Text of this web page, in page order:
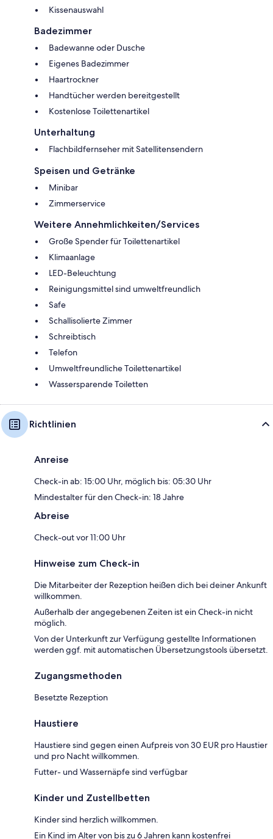
Kissenauswahl
Badezimmer
Badewanne oder Dusche
Eigenes Badezimmer
Haartrockner
Handtücher werden bereitgestellt
Kostenlose Toilettenartikel
Unterhaltung
Flachbildfernseher mit Satellitensendern
Speisen und Getränke
Minibar
Zimmerservice
Weitere Annehmlichkeiten/Services
Große Spender für Toilettenartikel
Klimaanlage
LED-Beleuchtung
Reinigungsmittel sind umweltfreundlich
Safe
Schallisolierte Zimmer
Schreibtisch
Telefon
Umweltfreundliche Toilettenartikel
Wassersparende Toiletten
Richtlinien
Anreise
Check-in ab: 15:00 Uhr, möglich bis: 05:30 Uhr
Mindestalter für den Check-in: 18 Jahre
Abreise
Check-out vor 11:00 Uhr
Hinweise zum Check-in
Die Mitarbeiter der Rezeption heißen dich bei deiner Ankunft
willkommen.
Außerhalb der angegebenen Zeiten ist ein Check-in nicht
möglich.
Von der Unterkunft zur Verfügung gestellte Informationen
werden ggf. mit automatischen Übersetzungstools übersetzt.
Zugangsmethoden
Besetzte Rezeption
Haustiere
Haustiere sind gegen einen Aufpreis von 30 EUR pro Haustier
und pro Nacht willkommen.
Futter- und Wassernäpfe sind verfügbar
Kinder und Zustellbetten
Kinder sind herzlich willkommen.
Ein Kind im Alter von bis zu 6 Jahren kann kostenfrei